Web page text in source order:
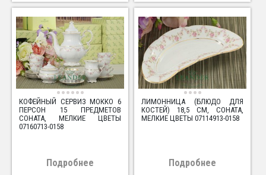
КОФЕЙНЫЙ СЕРВИЗ МОККО 6
ПЕРСОН 15 ПРЕДМЕТОВ
СОНАТА, МЕЛКИЕ ЦВЕТЫ
07160713-0158
Подробнее
ЛИМОННИЦА (БЛЮДО ДЛЯ
КОСТЕЙ) 18,5 СМ, СОНАТА,
МЕЛКИЕ ЦВЕТЫ 07114913-0158
Подробнее